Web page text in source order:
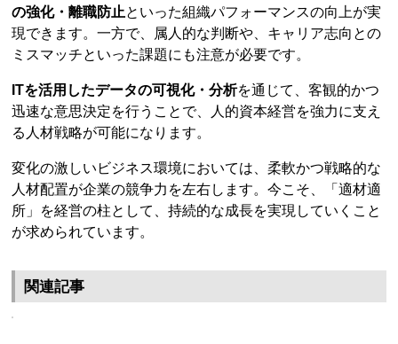
の強化・離職防止といった組織パフォーマンスの向上が実
現できます。一方で、属人的な判断や、キャリア志向との
ミスマッチといった課題にも注意が必要です。
ITを活用したデータの可視化・分析を通じて、客観的かつ
迅速な意思決定を行うことで、人的資本経営を強力に支え
る人材戦略が可能になります。
変化の激しいビジネス環境においては、柔軟かつ戦略的な
人材配置が企業の競争力を左右します。今こそ、「適材適
所」を経営の柱として、持続的な成長を実現していくこと
が求められています。
関連記事